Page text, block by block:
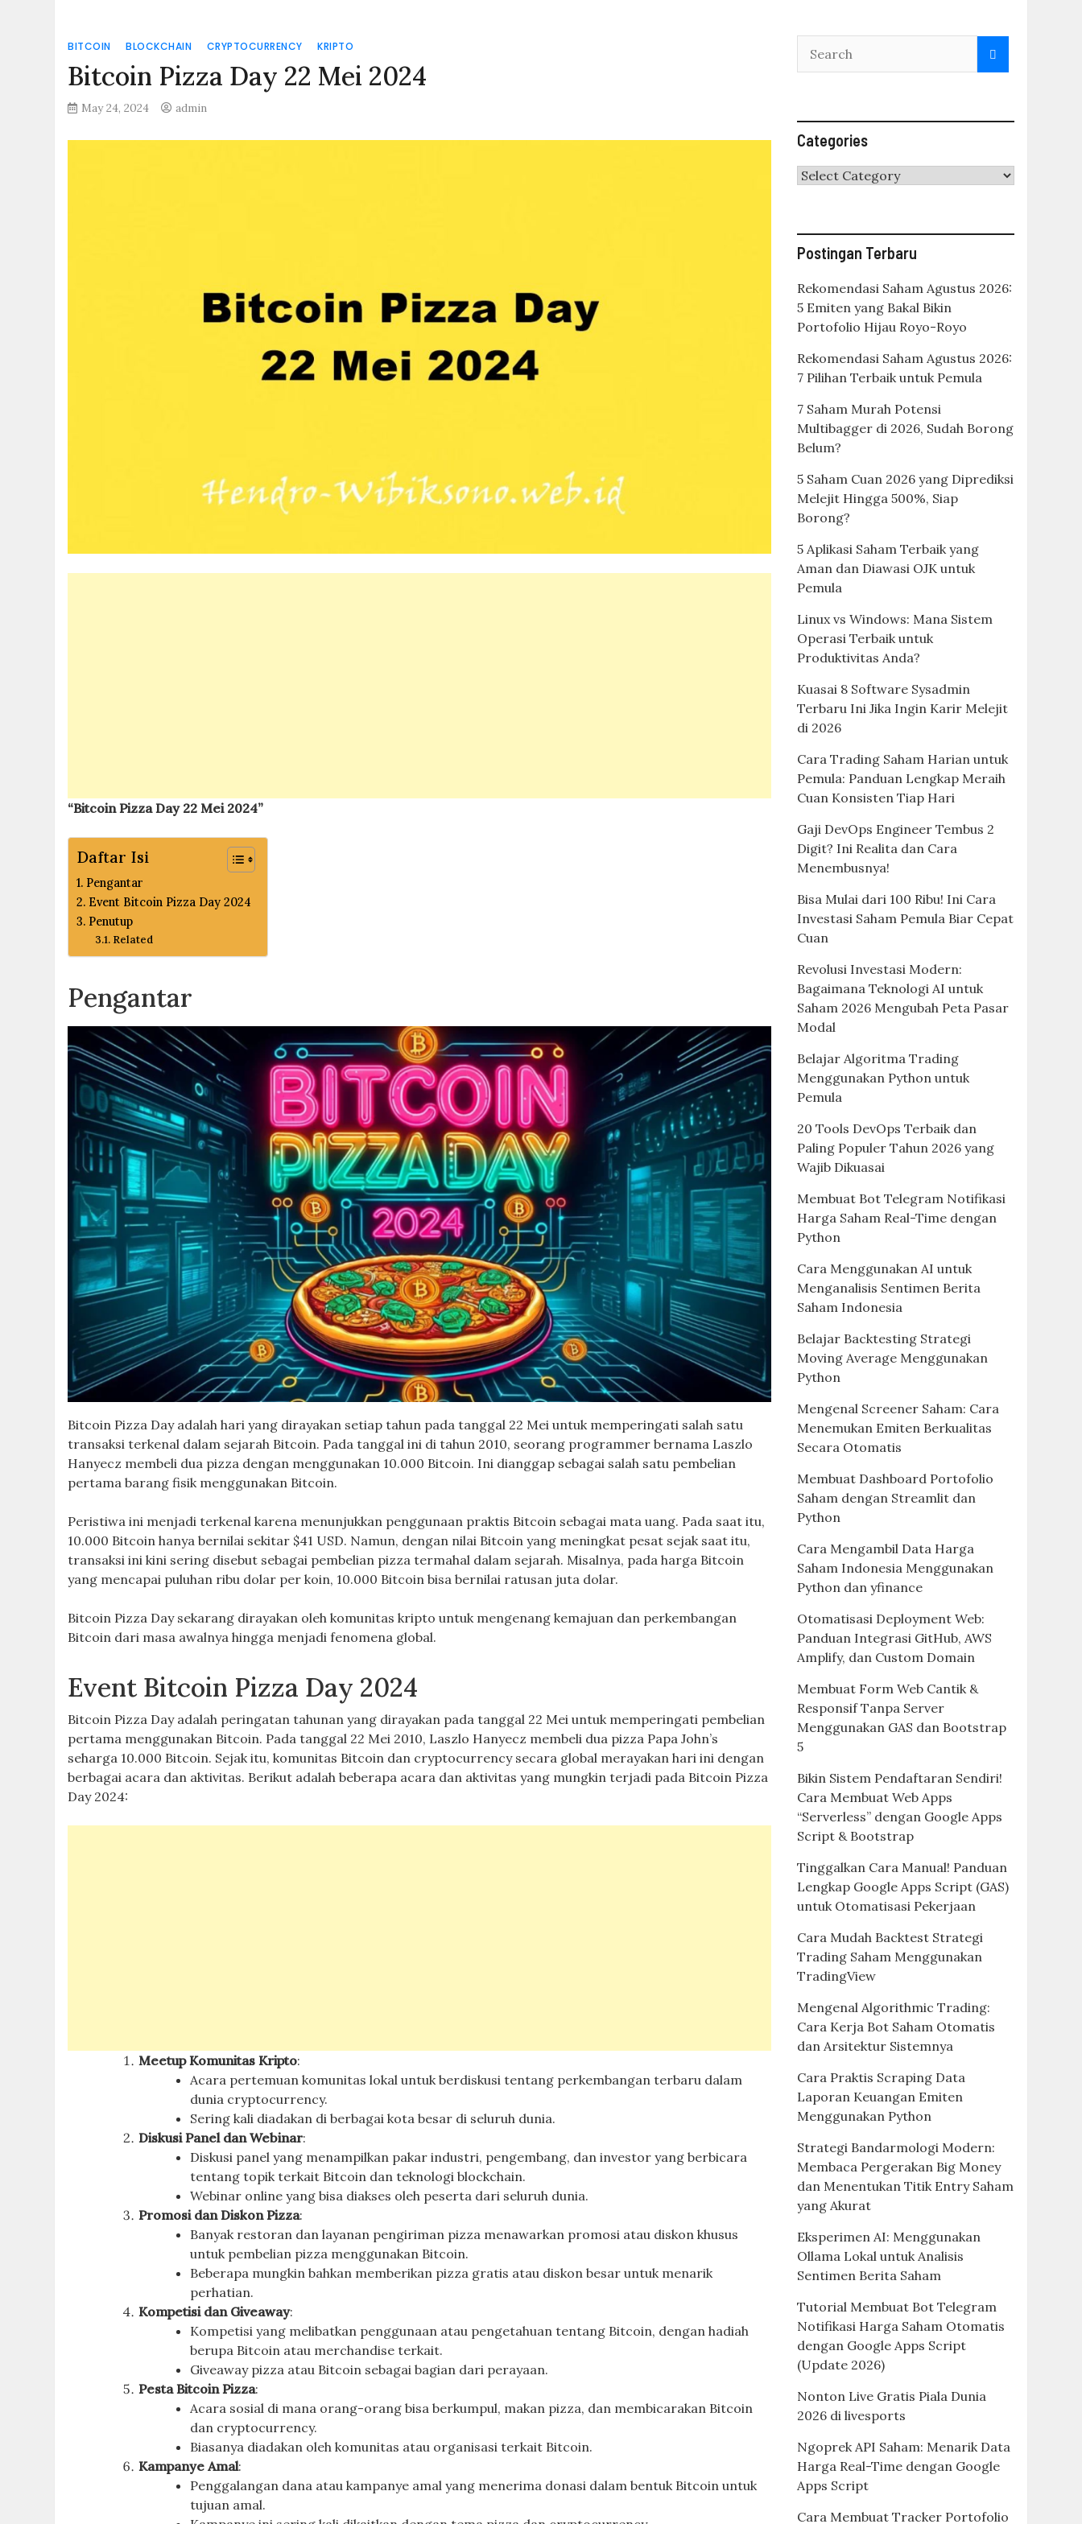
BITCOIN BLOCKCHAIN CRYPTOCURRENCY KRIPTO
Bitcoin Pizza Day 22 Mei 2024
May 24, 2024 admin
“Bitcoin Pizza Day 22 Mei 2024”
Daftar Isi
Pengantar
Event Bitcoin Pizza Day 2024
Penutup
Related
Pengantar
Bitcoin Pizza Day adalah hari yang dirayakan setiap tahun pada tanggal 22 Mei untuk memperingati salah satu
transaksi terkenal dalam sejarah Bitcoin. Pada tanggal ini di tahun 2010, seorang programmer bernama Laszlo
Hanyecz membeli dua pizza dengan menggunakan 10.000 Bitcoin. Ini dianggap sebagai salah satu pembelian
pertama barang fisik menggunakan Bitcoin.
Peristiwa ini menjadi terkenal karena menunjukkan penggunaan praktis Bitcoin sebagai mata uang. Pada saat itu,
10.000 Bitcoin hanya bernilai sekitar $41 USD. Namun, dengan nilai Bitcoin yang meningkat pesat sejak saat itu,
transaksi ini kini sering disebut sebagai pembelian pizza termahal dalam sejarah. Misalnya, pada harga Bitcoin
yang mencapai puluhan ribu dolar per koin, 10.000 Bitcoin bisa bernilai ratusan juta dolar.
Bitcoin Pizza Day sekarang dirayakan oleh komunitas kripto untuk mengenang kemajuan dan perkembangan
Bitcoin dari masa awalnya hingga menjadi fenomena global.
Event Bitcoin Pizza Day 2024
Bitcoin Pizza Day adalah peringatan tahunan yang dirayakan pada tanggal 22 Mei untuk memperingati pembelian
pertama menggunakan Bitcoin. Pada tanggal 22 Mei 2010, Laszlo Hanyecz membeli dua pizza Papa John’s
seharga 10.000 Bitcoin. Sejak itu, komunitas Bitcoin dan cryptocurrency secara global merayakan hari ini dengan
berbagai acara dan aktivitas. Berikut adalah beberapa acara dan aktivitas yang mungkin terjadi pada Bitcoin Pizza
Day 2024:
Meetup Komunitas Kripto:
Acara pertemuan komunitas lokal untuk berdiskusi tentang perkembangan terbaru dalam
dunia cryptocurrency.
Sering kali diadakan di berbagai kota besar di seluruh dunia.
Diskusi Panel dan Webinar:
Diskusi panel yang menampilkan pakar industri, pengembang, dan investor yang berbicara
tentang topik terkait Bitcoin dan teknologi blockchain.
Webinar online yang bisa diakses oleh peserta dari seluruh dunia.
Promosi dan Diskon Pizza:
Banyak restoran dan layanan pengiriman pizza menawarkan promosi atau diskon khusus
untuk pembelian pizza menggunakan Bitcoin.
Beberapa mungkin bahkan memberikan pizza gratis atau diskon besar untuk menarik
perhatian.
Kompetisi dan Giveaway:
Kompetisi yang melibatkan penggunaan atau pengetahuan tentang Bitcoin, dengan hadiah
berupa Bitcoin atau merchandise terkait.
Giveaway pizza atau Bitcoin sebagai bagian dari perayaan.
Pesta Bitcoin Pizza:
Acara sosial di mana orang-orang bisa berkumpul, makan pizza, dan membicarakan Bitcoin
dan cryptocurrency.
Biasanya diadakan oleh komunitas atau organisasi terkait Bitcoin.
Kampanye Amal:
Penggalangan dana atau kampanye amal yang menerima donasi dalam bentuk Bitcoin untuk
tujuan amal.
Categories
Categories
Postingan Terbaru
Rekomendasi Saham Agustus 2026:
5 Emiten yang Bakal Bikin
Portofolio Hijau Royo-Royo
Rekomendasi Saham Agustus 2026:
7 Pilihan Terbaik untuk Pemula
7 Saham Murah Potensi
Multibagger di 2026, Sudah Borong
Belum?
5 Saham Cuan 2026 yang Diprediksi
Melejit Hingga 500%, Siap
Borong?
5 Aplikasi Saham Terbaik yang
Aman dan Diawasi OJK untuk
Pemula
Linux vs Windows: Mana Sistem
Operasi Terbaik untuk
Produktivitas Anda?
Kuasai 8 Software Sysadmin
Terbaru Ini Jika Ingin Karir Melejit
di 2026
Cara Trading Saham Harian untuk
Pemula: Panduan Lengkap Meraih
Cuan Konsisten Tiap Hari
Gaji DevOps Engineer Tembus 2
Digit? Ini Realita dan Cara
Menembusnya!
Bisa Mulai dari 100 Ribu! Ini Cara
Investasi Saham Pemula Biar Cepat
Cuan
Revolusi Investasi Modern:
Bagaimana Teknologi AI untuk
Saham 2026 Mengubah Peta Pasar
Modal
Belajar Algoritma Trading
Menggunakan Python untuk
Pemula
20 Tools DevOps Terbaik dan
Paling Populer Tahun 2026 yang
Wajib Dikuasai
Membuat Bot Telegram Notifikasi
Harga Saham Real-Time dengan
Python
Cara Menggunakan AI untuk
Menganalisis Sentimen Berita
Saham Indonesia
Belajar Backtesting Strategi
Moving Average Menggunakan
Python
Mengenal Screener Saham: Cara
Menemukan Emiten Berkualitas
Secara Otomatis
Membuat Dashboard Portofolio
Saham dengan Streamlit dan
Python
Cara Mengambil Data Harga
Saham Indonesia Menggunakan
Python dan yfinance
Otomatisasi Deployment Web:
Panduan Integrasi GitHub, AWS
Amplify, dan Custom Domain
Membuat Form Web Cantik &
Responsif Tanpa Server
Menggunakan GAS dan Bootstrap
5
Bikin Sistem Pendaftaran Sendiri!
Cara Membuat Web Apps
“Serverless” dengan Google Apps
Script & Bootstrap
Tinggalkan Cara Manual! Panduan
Lengkap Google Apps Script (GAS)
untuk Otomatisasi Pekerjaan
Cara Mudah Backtest Strategi
Trading Saham Menggunakan
TradingView
Mengenal Algorithmic Trading:
Cara Kerja Bot Saham Otomatis
dan Arsitektur Sistemnya
Cara Praktis Scraping Data
Laporan Keuangan Emiten
Menggunakan Python
Strategi Bandarmologi Modern:
Membaca Pergerakan Big Money
dan Menentukan Titik Entry Saham
yang Akurat
Eksperimen AI: Menggunakan
Ollama Lokal untuk Analisis
Sentimen Berita Saham
Tutorial Membuat Bot Telegram
Notifikasi Harga Saham Otomatis
dengan Google Apps Script
(Update 2026)
Nonton Live Gratis Piala Dunia
2026 di livesports
Ngoprek API Saham: Menarik Data
Harga Real-Time dengan Google
Apps Script
Cara Membuat Tracker Portofolio